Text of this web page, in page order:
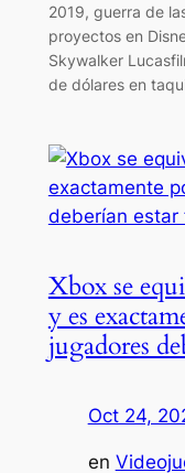
2019, guerra de
proyectos en
Skywalker
de dólares en
Xbox se
y es
jugadores
Oct 24,
en